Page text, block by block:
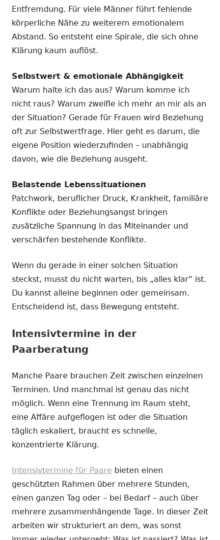
Entfremdung. Für viele Männer führt fehlende
körperliche Nähe zu weiterem emotionalem
Abstand. So entsteht eine Spirale, die sich ohne
Klärung kaum auflöst.
Selbstwert & emotionale Abhängigkeit
Warum halte ich das aus? Warum komme ich
nicht raus? Warum zweifle ich mehr an mir als an
der Situation? Gerade für Frauen wird Beziehung
oft zur Selbstwertfrage. Hier geht es darum, die
eigene Position wiederzufinden – unabhängig
davon, wie die Beziehung ausgeht.
Belastende Lebenssituationen
Patchwork, beruflicher Druck, Krankheit, familiäre
Konflikte oder Beziehungsangst bringen
zusätzliche Spannung in das Miteinander und
verschärfen bestehende Konflikte.
Wenn du gerade in einer solchen Situation
steckst, musst du nicht warten, bis „alles klar“ ist.
Du kannst alleine beginnen oder gemeinsam.
Entscheidend ist, dass Bewegung entsteht.
Intensivtermine in der
Paarberatung
Manche Paare brauchen Zeit zwischen einzelnen
Terminen. Und manchmal ist genau das nicht
möglich. Wenn eine Trennung im Raum steht,
eine Affäre aufgeflogen ist oder die Situation
täglich eskaliert, braucht es schnelle,
konzentrierte Klärung.
Intensivtermine für Paare bieten einen
geschützten Rahmen über mehrere Stunden,
einen ganzen Tag oder – bei Bedarf – auch über
mehrere zusammenhängende Tage. In dieser Zeit
arbeiten wir strukturiert an dem, was sonst